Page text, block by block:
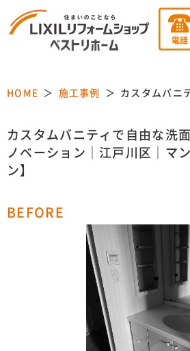
HOME 施工事例 カスタ
カスタムバニティで自由な洗
ノベーション｜江戸川区｜マ
ン
BEFORE